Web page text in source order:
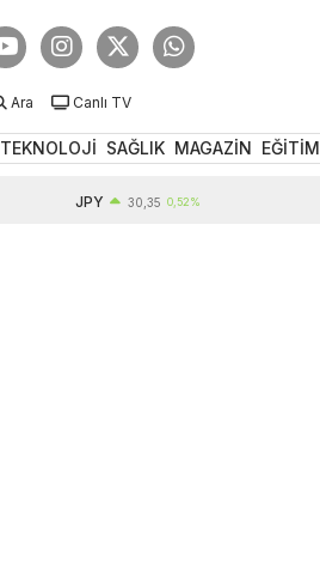
Ara Canlı TV
TEKNOLOJİ SAĞLIK MAGAZİN EĞİTİM
30,35 0,52%